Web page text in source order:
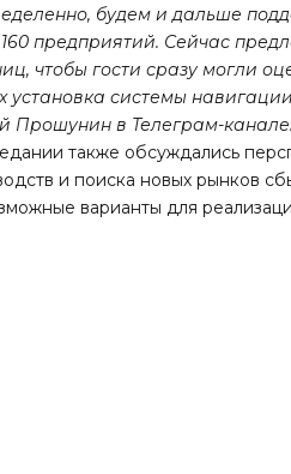
будем и дальше
предприятий. Сейчас
чтобы гости сразу могли
установка системы
Прошунин в Телеграм-канале.
также обсуждались
и поиска новых рынков
варианты для